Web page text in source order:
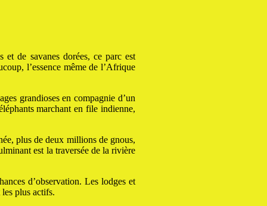
de savanes dorées, ce parc est
l’essence même de l’Afrique
grandioses en compagnie d’un
marchant en file indienne,
plus de deux millions de gnous,
est la traversée de la rivière
d’observation. Les lodges et
plus actifs.